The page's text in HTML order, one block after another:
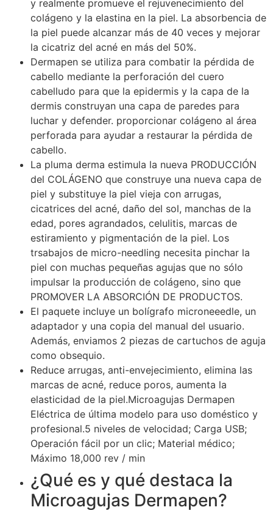
y realmente promueve el rejuvenecimiento del
colágeno y la elastina en la piel. La absorbencia de
la piel puede alcanzar más de 40 veces y mejorar
la cicatriz del acné en más del 50%.
Dermapen se utiliza para combatir la pérdida de
cabello mediante la perforación del cuero
cabelludo para que la epidermis y la capa de la
dermis construyan una capa de paredes para
luchar y defender. proporcionar colágeno al área
perforada para ayudar a restaurar la pérdida de
cabello.
La pluma derma estimula la nueva PRODUCCIÓN
del COLÁGENO que construye una nueva capa de
piel y substituye la piel vieja con arrugas,
cicatrices del acné, daño del sol, manchas de la
edad, pores agrandados, celulitis, marcas de
estiramiento y pigmentación de la piel. Los
trsabajos de micro-needling necesita pinchar la
piel con muchas pequeñas agujas que no sólo
impulsar la producción de colágeno, sino que
PROMOVER LA ABSORCIÓN DE PRODUCTOS.
El paquete incluye un bolígrafo microneeedle, un
adaptador y una copia del manual del usuario.
Además, enviamos 2 piezas de cartuchos de aguja
como obsequio.
Reduce arrugas, anti-envejecimiento, elimina las
marcas de acné, reduce poros, aumenta la
elasticidad de la piel.Microagujas Dermapen
Eléctrica de última modelo para uso doméstico y
profesional.5 niveles de velocidad; Carga USB;
Operación fácil por un clic; Material médico;
Máximo 18,000 rev / min
¿Qué es y qué destaca la
Microagujas Dermapen?